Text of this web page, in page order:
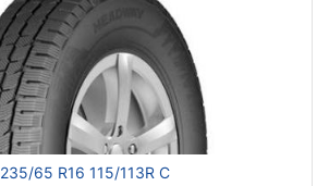
235/65 R16 115/113R C